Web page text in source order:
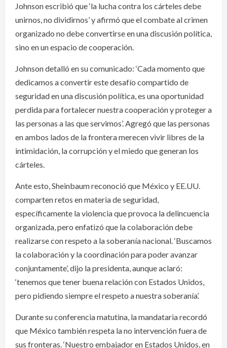
Johnson escribió que ‘la lucha contra los cárteles debe
unirnos, no dividirnos’ y afirmó que el combate al crimen
organizado no debe convertirse en una discusión política,
sino en un espacio de cooperación.
Johnson detalló en su comunicado: ‘Cada momento que
dedicamos a convertir este desafío compartido de
seguridad en una discusión política, es una oportunidad
perdida para fortalecer nuestra cooperación y proteger a
las personas a las que servimos’. Agregó que las personas
en ambos lados de la frontera merecen vivir libres de la
intimidación, la corrupción y el miedo que generan los
cárteles.
Ante esto, Sheinbaum reconoció que México y EE.UU.
comparten retos en materia de seguridad,
específicamente la violencia que provoca la delincuencia
organizada, pero enfatizó que la colaboración debe
realizarse con respeto a la soberanía nacional. ‘Buscamos
la colaboración y la coordinación para poder avanzar
conjuntamente’, dijo la presidenta, aunque aclaró:
‘tenemos que tener buena relación con Estados Unidos,
pero pidiendo siempre el respeto a nuestra soberanía’.
Durante su conferencia matutina, la mandataria recordó
que México también respeta la no intervención fuera de
sus fronteras. ‘Nuestro embajador en Estados Unidos, en